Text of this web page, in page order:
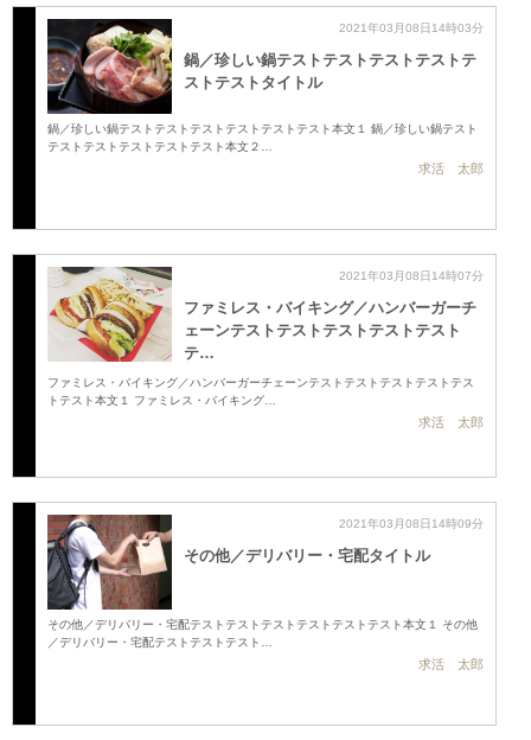
2021年03月08日14時03分
鍋／珍しい鍋テストテストテストテストテ
ストテストタイトル
鍋／珍しい鍋テストテストテストテストテストテスト本文１ 鍋／珍しい鍋テスト
テストテストテストテストテスト本文２…
求活 太郎
2021年03月08日14時07分
ファミレス・バイキング／ハンバーガーチ
ェーンテストテストテストテストテスト
テ…
ファミレス・バイキング／ハンバーガーチェーンテストテストテストテストテス
トテスト本文１ ファミレス・バイキング…
求活 太郎
2021年03月08日14時09分
その他／デリバリー・宅配タイトル
その他／デリバリー・宅配テストテストテストテストテストテスト本文１ その他
／デリバリー・宅配テストテストテスト…
求活 太郎